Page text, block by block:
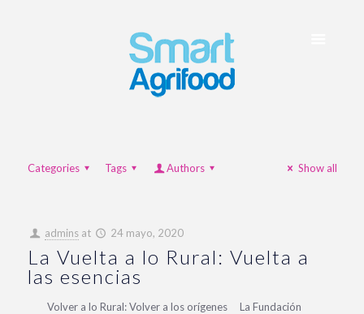
Categories Tags Authors Show all
admins at 24 mayo, 2020
La Vuelta a lo Rural: Vuelta a
las esencias
Volver a lo Rural: Volver a los orígenes La Fundación